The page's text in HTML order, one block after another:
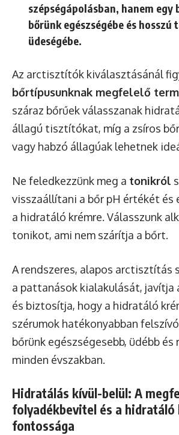
szépségápolásban, hanem egy
bőrünk egészségébe és hosszú
üdeségébe.
Az arctisztítók kiválasztásánál
bőrtípusunknak megfelelő
száraz bőrűek válasszanak
állagú tisztítókat, míg a zsíros
vagy habzó állagúak lehetnek
Ne feledkezzünk meg a tonikról
visszaállítani a bőr pH értékét és
a hidratáló krémre. Válasszunk
tonikot, ami nem szárítja a bőrt.
A rendszeres, alapos arctisztítás
a pattanások kialakulását, javítja
és biztosítja, hogy a hidratáló
szérumok hatékonyabban
bőrünk egészségesebb, üdébb és
minden évszakban.
Hidratálás kívül-belül: A
folyadékbevitel és a hidratáló
fontossága